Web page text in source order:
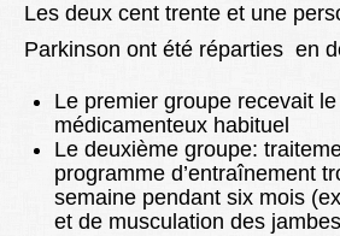
Les deux cent trente et une
Parkinson ont été réparties en
Le premier groupe recevait
médicamenteux habituel
Le deuxième groupe:
programme d’entraînement
semaine pendant six mois
et de musculation des